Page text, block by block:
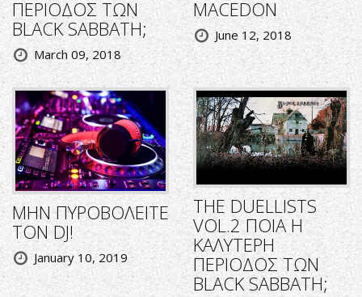
ΠΕΡΙΟΔΟΣ ΤΩΝ
BLACK SABBATH;
March 09, 2018
MACEDON
June 12, 2018
ΜΗΝ ΠΥΡΟΒΟΛΕΙΤΕ
ΤΟΝ DJ!
January 10, 2019
THE DUELLISTS
VOL.2 ΠΟΙΑ Η
ΚΑΛΥΤΕΡΗ
ΠΕΡΙΟΔΟΣ ΤΩΝ
BLACK SABBATH;